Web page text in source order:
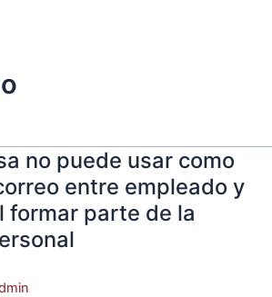
no puede usar como
entre empleado y
formar parte de la